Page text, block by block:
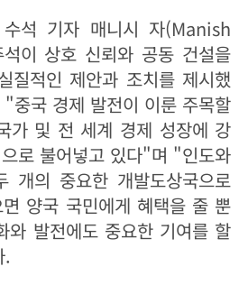
석 기자 매니시 자(Manish
이 상호 신뢰와 공동 건설을
질적인 제안과 조치를 제시했
중국 경제 발전이 이룬 주목할
가 및 전 세계 경제 성장에 강
로 불어넣고 있다"며 "인도와
개의 중요한 개발도상국으로
양국 국민에게 혜택을 줄 뿐
와 발전에도 중요한 기여를 할
.